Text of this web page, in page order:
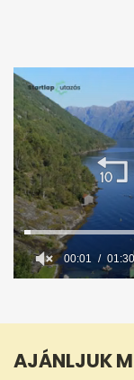
1
30
seconds
00:02 01:30
AJÁNLJUK